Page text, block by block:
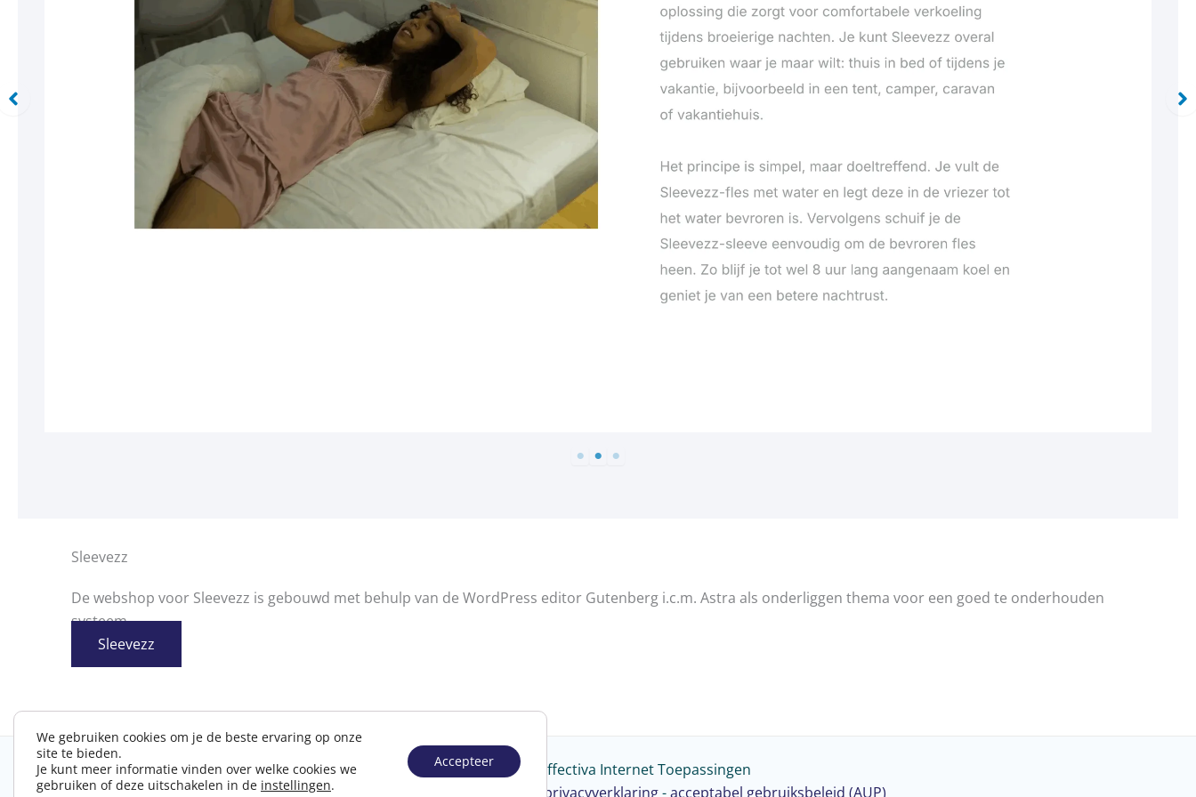
Sleevezz
De webshop voor Sleevezz is gebouwd met behulp van de WordPress editor Gutenberg i.c.m. Astra als onderliggen thema voor een goed te onderhouden
systeem.
Sleevezz
© 2008 - 2026 Effectiva Internet Toepassingen
contact
privacyverklaring-acceptabel gebruiksbeleid (AUP)
We gebruiken cookies om je de beste ervaring op onze
site te bieden.
Je kunt meer informatie vinden over welke cookies we
gebruiken of deze uitschakelen in de instellingen.
Accepteer